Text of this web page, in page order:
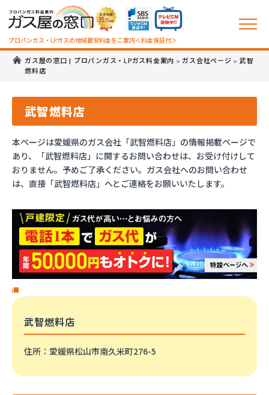
プロパンガス・LPガスの地域最安料金をご案内＜料金保証付＞
ガス屋の窓口 | プロパンガス・LPガス料金案内 >ガス会社ページ > 武智
燃料店
武智燃料店
本ページは愛媛県のガス会社「武智燃料店」の情報掲載ページで
あり、「武智燃料店」に関するお問い合わせは、お受け付けして
おりません。予めご了承ください。ガス会社へのお問い合わせ
は、直接「武智燃料店」へとご連絡をお願いいたします。
武智燃料店
住所 ：愛媛県松山市南久米町276-5